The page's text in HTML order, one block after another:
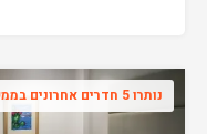
נותרו 5 חדרים אחרונים בממשק!